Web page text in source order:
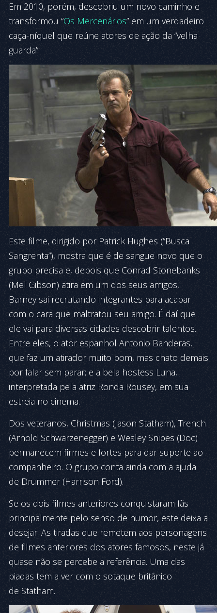
Em 2010, porém, descobriu um novo caminho e
transformou “Os Mercenários” em um verdadeiro
caça-níquel que reúne atores de ação da “velha
guarda”.
Este filme, dirigido por Patrick Hughes (“Busca
Sangrenta”), mostra que é de sangue novo que o
grupo precisa e, depois que Conrad Stonebanks
(Mel Gibson) atira em um dos seus amigos,
Barney sai recrutando integrantes para acabar
com o cara que maltratou seu amigo. É daí que
ele vai para diversas cidades descobrir talentos.
Entre eles, o ator espanhol Antonio Banderas,
que faz um atirador muito bom, mas chato demais
por falar sem parar; e a bela hostess Luna,
interpretada pela atriz Ronda Rousey, em sua
estreia no cinema.
Dos veteranos, Christmas (Jason Statham), Trench
(Arnold Schwarzenegger) e Wesley Snipes (Doc)
permanecem firmes e fortes para dar suporte ao
companheiro. O grupo conta ainda com a ajuda
de Drummer (Harrison Ford).
Se os dois filmes anteriores conquistaram fãs
principalmente pelo senso de humor, este deixa a
desejar. As tiradas que remetem aos personagens
de filmes anteriores dos atores famosos, neste já
quase não se percebe a referência. Uma das
piadas tem a ver com o sotaque britânico
de Statham.